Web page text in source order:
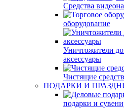
Средства
оборудование
Уничтожители
аксессуары
Чистящие
ПОДАРКИ И
подарки и